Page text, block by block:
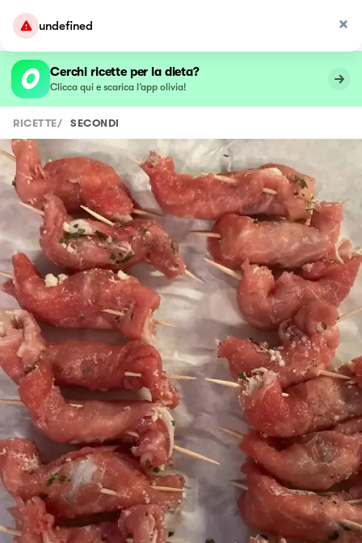
undefined
Cerchi ricette per la dieta?
Clicca qui e scarica l’app olivia!
RICETTE/ SECONDI